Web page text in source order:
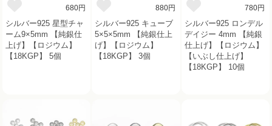
680円
シルバー925 星型チャ
ーム9×5mm 【純銀仕
上げ】【ロジウム】
【18KGP】 5個
880円
シルバー925 キューブ
5×5×5mm 【純銀仕上
げ】【ロジウム】
【18KGP】 3個
780円
シルバー925 ロンデル
デイジー 4mm 【純銀
仕上げ】【ロジウム】
【いぶし仕上げ】
【18KGP】 10個